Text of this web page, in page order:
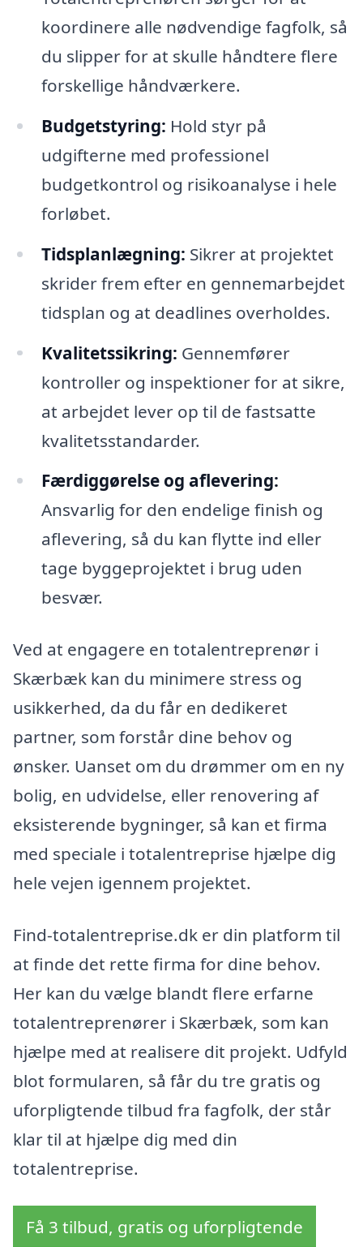
koordinere alle nødvendige fagfolk, så
du slipper for at skulle håndtere flere
forskellige håndværkere.
Budgetstyring: Hold styr på
udgifterne med professionel
budgetkontrol og risikoanalyse i hele
forløbet.
Tidsplanlægning: Sikrer at projektet
skrider frem efter en gennemarbejdet
tidsplan og at deadlines overholdes.
Kvalitetssikring: Gennemfører
kontroller og inspektioner for at sikre,
at arbejdet lever op til de fastsatte
kvalitetsstandarder.
Færdiggørelse og aflevering:
Ansvarlig for den endelige finish og
aflevering, så du kan flytte ind eller
tage byggeprojektet i brug uden
besvær.
Ved at engagere en totalentreprenør i
Skærbæk kan du minimere stress og
usikkerhed, da du får en dedikeret
partner, som forstår dine behov og
ønsker. Uanset om du drømmer om en ny
bolig, en udvidelse, eller renovering af
eksisterende bygninger, så kan et firma
med speciale i totalentreprise hjælpe dig
hele vejen igennem projektet.
Find-totalentreprise.dk er din platform til
at finde det rette firma for dine behov.
Her kan du vælge blandt flere erfarne
totalentreprenører i Skærbæk, som kan
hjælpe med at realisere dit projekt. Udfyld
blot formularen, så får du tre gratis og
uforpligtende tilbud fra fagfolk, der står
klar til at hjælpe dig med din
totalentreprise.
Få 3 tilbud, gratis og uforpligtende